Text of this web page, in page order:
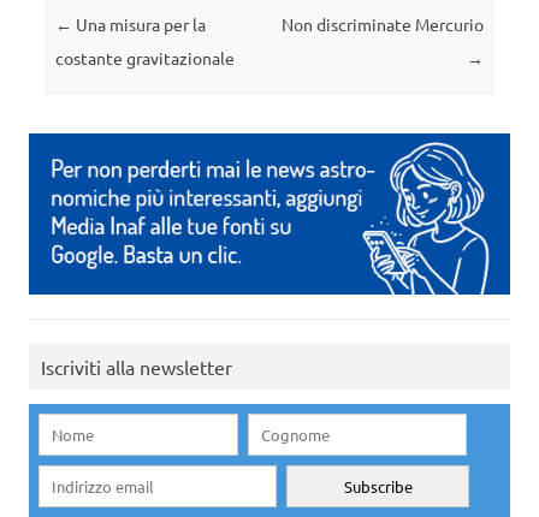
Navigazione articolo
← Una misura per la
costante gravitazionale
Non discriminate Mercurio
→
Iscriviti alla newsletter